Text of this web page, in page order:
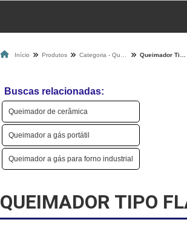
Início Produtos
Buscas relacionadas:
Queimador de cerâmica
Queimador a gás portátil
Queimador a gás para forno industrial
QUEIMADOR TIPO